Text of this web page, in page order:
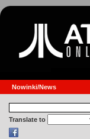
Nowinki/News
Translate to